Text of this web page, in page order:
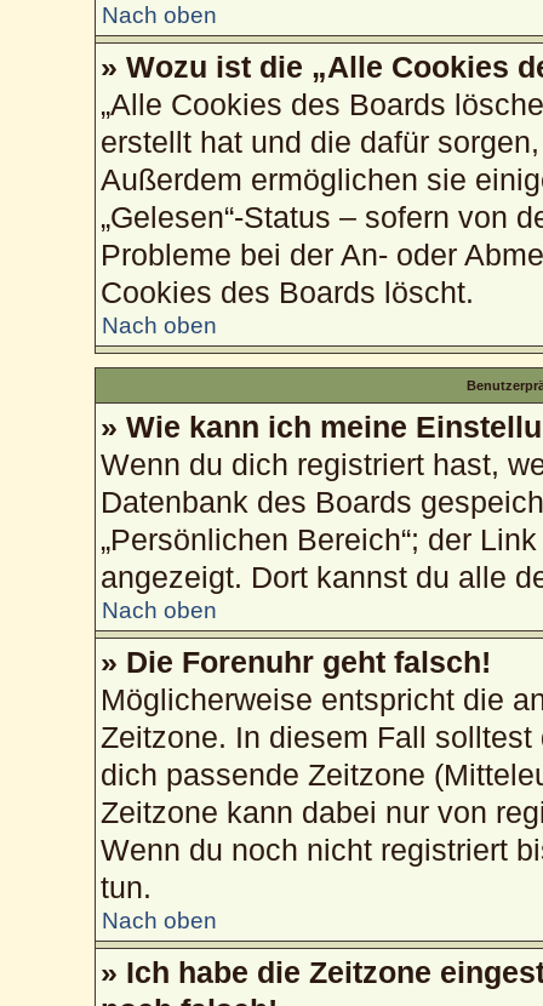
Nach oben
» Wozu ist die „Alle Cookies
„Alle Cookies des Boards
erstellt hat und die dafür
Außerdem ermöglichen sie
„Gelesen“-Status – sofern von
Probleme bei der An- oder
Cookies des Boards löscht.
Nach oben
» Wie kann ich meine
Wenn du dich registriert hast,
Datenbank des Boards
„Persönlichen Bereich“; der
angezeigt. Dort kannst du alle
Nach oben
» Die Forenuhr geht falsch!
Möglicherweise entspricht die
Zeitzone. In diesem Fall solltest
dich passende Zeitzone
Zeitzone kann dabei nur von
Wenn du noch nicht registriert
tun.
Nach oben
» Ich habe die Zeitzone